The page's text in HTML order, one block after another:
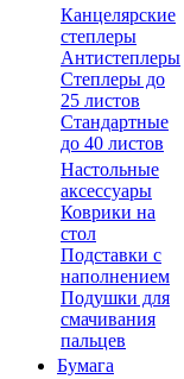
Канцелярские
степлеры
Антистеплеры
Степлеры до
25 листов
Стандартные
до 40 листов
Настольные
аксессуары
Коврики на
стол
Подставки с
наполнением
Подушки для
смачивания
пальцев
Бумага